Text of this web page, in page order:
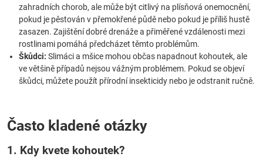
zahradních chorob, ale může být citlivý na plísňová onemocnění,
pokud je pěstován v přemokřené půdě nebo pokud je příliš hustě
zasazen. Zajištění dobré drenáže a přiměřené vzdálenosti mezi
rostlinami pomáhá předcházet těmto problémům.
Škůdci: Slimáci a mšice mohou občas napadnout kohoutek, ale
ve většině případů nejsou vážným problémem. Pokud se objeví
škůdci, můžete použít přírodní insekticidy nebo je odstranit ručně.
Často kladené otázky
1. Kdy kvete kohoutek?